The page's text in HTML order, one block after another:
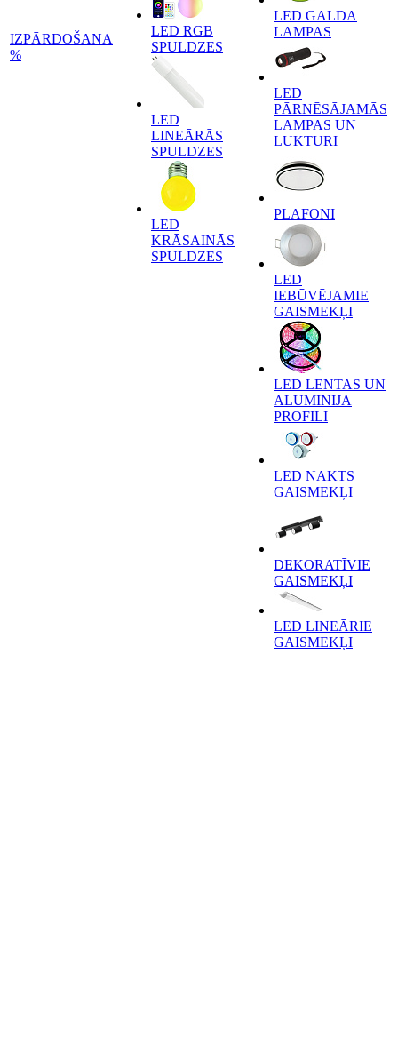
IZPĀRDOŠANA
%
LED RGB
SPULDZES
LED
LINEĀRĀS
SPULDZES
LED
KRĀSAINĀS
SPULDZES
LED GALDA
LAMPAS
LED
PĀRNĒSĀJAMĀS
LAMPAS UN
LUKTURI
PLAFONI
LED
IEBŪVĒJAMIE
GAISMEKĻI
LED LENTAS UN
ALUMĪNIJA
PROFILI
LED NAKTS
GAISMEKĻI
DEKORATĪVIE
GAISMEKĻI
LED LINEĀRIE
GAISMEKĻI